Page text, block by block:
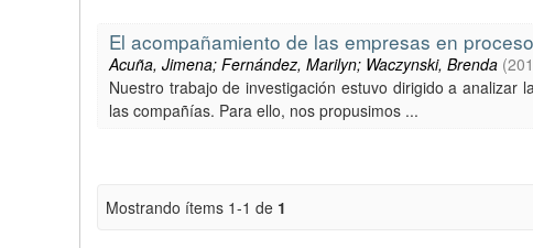
El acompañamiento de las empresas en
Acuña, Jimena; Fernández, Marilyn; Waczynski, Brenda (
Nuestro trabajo de investigación estuvo dirigido a
las compañías. Para ello, nos propusimos ...
Mostrando ítems 1-1 de 1